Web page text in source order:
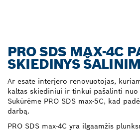
PRO SDS MAX-4C
SKIEDINYS
Ar esate interjero renovuotojas,
kaltas skiediniui ir tinkui pašalinti
Sukūrėme PRO SDS max-5C, kad
darbą.
PRO SDS max-4C yra ilgaamžis